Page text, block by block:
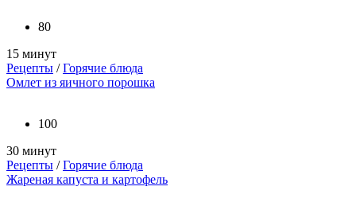
80
15 минут
Рецепты /Горячие блюда
Омлет из яичного порошка
100
30 минут
Рецепты /Горячие блюда
Жареная капуста и картофель